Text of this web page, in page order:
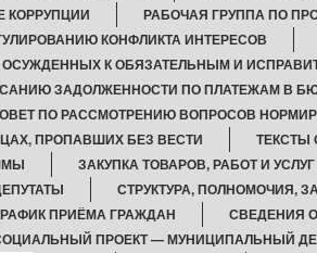
КОРРУПЦИИ
РАБОЧАЯ ГРУППА ПО
КОНФЛИКТА ИНТЕРЕСОВ
ОСУЖДЕННЫХ К ОБЯЗАТЕЛЬНЫМ И
ЗАДОЛЖЕННОСТИ ПО ПЛАТЕЖАМ В
ПО РАССМОТРЕНИЮ ВОПРОСОВ
ПРОПАВШИХ БЕЗ ВЕСТИ
ТЕКСТЫ
ЗАКУПКА ТОВАРОВ, РАБОТ И УСЛУГ
СТРУКТУРА, ПОЛНОМОЧИЯ,
ПРИЁМА ГРАЖДАН
СВЕДЕНИЯ
ПРОЕКТ — МУНИЦИПАЛЬНЫЙ